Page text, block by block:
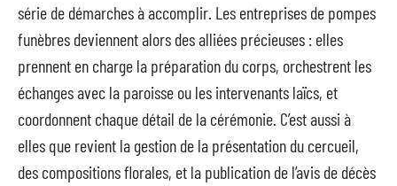
série de démarches à accomplir. Les entreprises de pompes
funèbres deviennent alors des alliées précieuses : elles
prennent en charge la préparation du corps, orchestrent les
échanges avec la paroisse ou les intervenants laïcs, et
coordonnent chaque détail de la cérémonie. C’est aussi à
elles que revient la gestion de la présentation du cercueil,
des compositions florales, et la publication de l’avis de décès